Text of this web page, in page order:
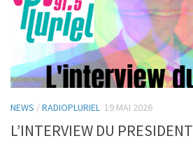
NEWS /RADIOPLURIEL 19 MAI 2026
L’INTERVIEW DU PRESIDENT